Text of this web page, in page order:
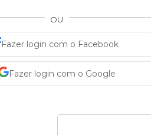
OU
Fazer login com o Facebook
Fazer login com o Google